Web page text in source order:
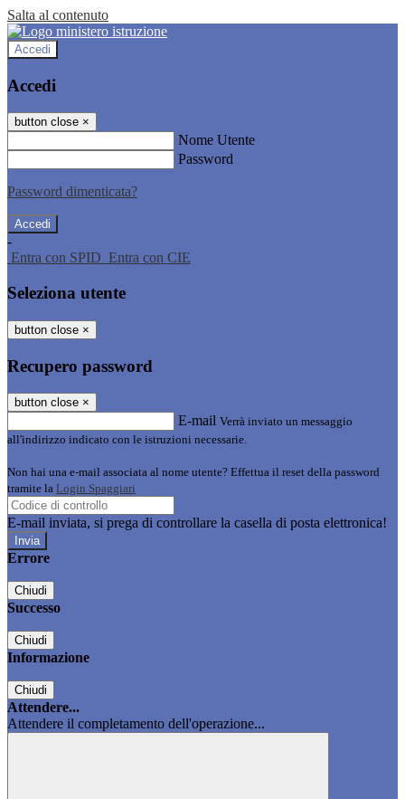
Salta al contenuto
Accedi
Accedi
button close ×
Nome Utente
Password
Password dimenticata?
-
Entra con SPID Entra con CIE
Seleziona utente
button close ×
Recupero password
button close ×
E-mail Verrà inviato un messaggio
all'indirizzo indicato con le istruzioni necessarie.
Non hai una e-mail associata al nome utente? Effettua il reset della password
tramite la Login Spaggiari
E-mail inviata, si prega di controllare la casella di posta elettronica!
Errore
Chiudi
Successo
Chiudi
Informazione
Chiudi
Attendere...
Attendere il completamento dell'operazione...